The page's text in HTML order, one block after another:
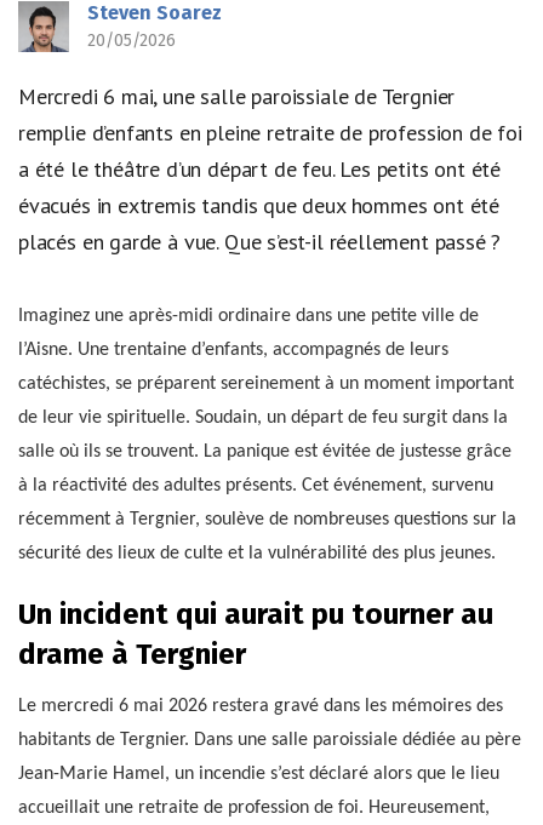
Steven Soarez
20/05/2026
Mercredi 6 mai, une salle paroissiale de Tergnier
remplie d’enfants en pleine retraite de profession de foi
a été le théâtre d’un départ de feu. Les petits ont été
évacués in extremis tandis que deux hommes ont été
placés en garde à vue. Que s’est-il réellement passé ?
Imaginez une après-midi ordinaire dans une petite ville de
l’Aisne. Une trentaine d’enfants, accompagnés de leurs
catéchistes, se préparent sereinement à un moment important
de leur vie spirituelle. Soudain, un départ de feu surgit dans la
salle où ils se trouvent. La panique est évitée de justesse grâce
à la réactivité des adultes présents. Cet événement, survenu
récemment à Tergnier, soulève de nombreuses questions sur la
sécurité des lieux de culte et la vulnérabilité des plus jeunes.
Un incident qui aurait pu tourner au
drame à Tergnier
Le mercredi 6 mai 2026 restera gravé dans les mémoires des
habitants de Tergnier. Dans une salle paroissiale dédiée au père
Jean-Marie Hamel, un incendie s’est déclaré alors que le lieu
accueillait une retraite de profession de foi. Heureusement,